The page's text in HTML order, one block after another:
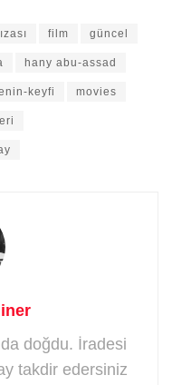
film güncel
hany abu-assad
keyfi movies
doğdu. İradesi
takdir edersiniz